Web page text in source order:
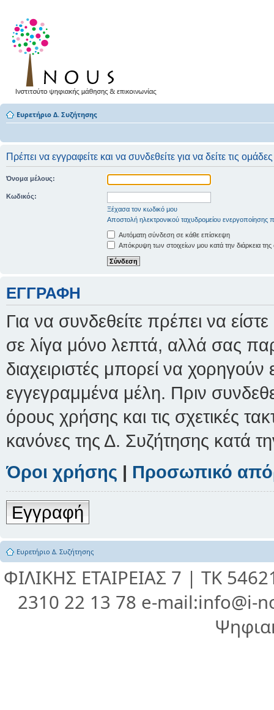
Ευρετήριο Δ. Συζήτησης
Πρέπει να εγγραφείτε και να συνδεθείτε για να δείτε τις
Όνομα μέλους:
Κωδικός:
Ξέχασα τον κωδικό μου
Αποστολή ηλεκτρονικού ταχυδρομείου ενεργοποίησης
Αυτόματη σύνδεση σε κάθε επίσκεψη
Απόκρυψη των στοιχείων μου κατά την διάρκεια
ΕΓΓΡΑΦΉ
Για να συνδεθείτε πρέπει να
σε λίγα μόνο λεπτά, αλλά σας
διαχειριστές μπορεί να
εγγεγραμμένα μέλη. Πριν
όρους χρήσης και τις σχετικές
κανόνες της Δ. Συζήτησης κατά
Όροι χρήσης | Προσωπικό
Εγγραφή
Ευρετήριο Δ. Συζήτησης
ΦΙΛΙΚΗΣ ΕΤΑΙΡΕΙΑΣ 7 | ΤΚ
2310 22 13 78 e-mail:info@i-